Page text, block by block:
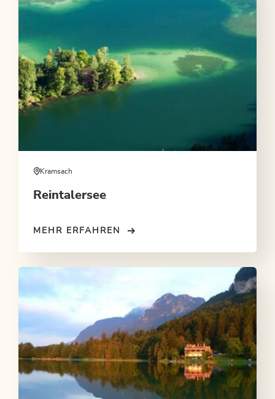
Kramsach
Reintalersee
MEHR ERFAHREN